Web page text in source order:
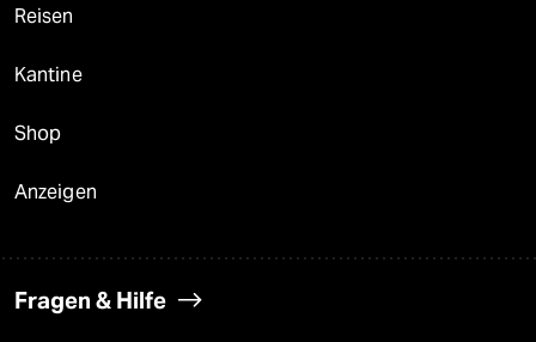
Reisen
Kantine
Shop
Anzeigen
Fragen & Hilfe